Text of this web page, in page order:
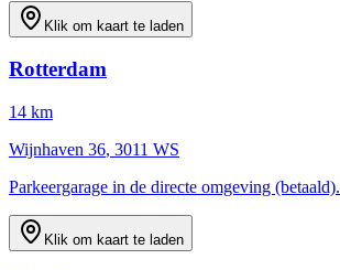
Klik om kaart te laden
Rotterdam
14 km
Wijnhaven 36, 3011 WS
Parkeergarage in de directe omgeving (betaald).
Klik om kaart te laden